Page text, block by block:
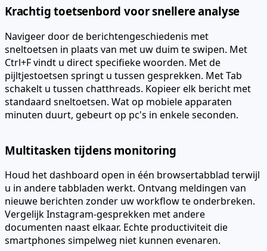
Krachtig toetsenbord voor snellere analyse
Navigeer door de berichtengeschiedenis met
sneltoetsen in plaats van met uw duim te swipen. Met
Ctrl+F vindt u direct specifieke woorden. Met de
pijltjestoetsen springt u tussen gesprekken. Met Tab
schakelt u tussen chatthreads. Kopieer elk bericht met
standaard sneltoetsen. Wat op mobiele apparaten
minuten duurt, gebeurt op pc's in enkele seconden.
Multitasken tijdens monitoring
Houd het dashboard open in één browsertabblad terwijl
u in andere tabbladen werkt. Ontvang meldingen van
nieuwe berichten zonder uw workflow te onderbreken.
Vergelijk Instagram-gesprekken met andere
documenten naast elkaar. Echte productiviteit die
smartphones simpelweg niet kunnen evenaren.